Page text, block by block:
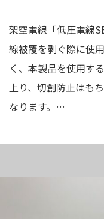
架空電線「低圧電線
線被覆を剥ぐ際に使
く、本製品を使用す
上り、切創防止はも
なります。…